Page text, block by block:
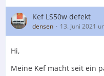
Kef LS50w defekt
densen 13. Juni 2021
Hi,
Meine Kef macht seit ein